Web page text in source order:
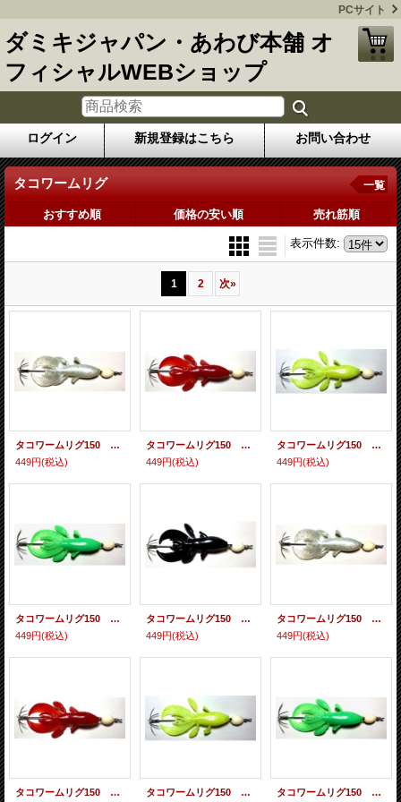
PCサイト
ダミキジャパン・あわび本舗 オ
フィシャルWEBショップ
ログイン 新規登録はこちら お問い合わせ
タコワームリグ 一覧
おすすめ順 価格の安い順 売れ筋順
表示件数:
1 2 次»
タコワームリグ150 半傘 ＃Ｔ0１パールグロー
449円(税込)
タコワームリグ150 半傘 ＃Ｔ02エビレッド
449円(税込)
タコワームリグ150 半傘 ＃Ｔ03シュリンプイエロー
449円(税込)
タコワームリグ150 半傘 ＃Ｔ04カニグリーン
449円(税込)
タコワームリグ150 半傘 ＃Ｔ05タコブラック
449円(税込)
タコワームリグ150 全傘 ＃Ｔ01パールグロー
449円(税込)
タコワームリグ150 全傘 ＃Ｔ02エビレッド タコワームリグ150 全傘 ＃Ｔ0３シュリンプイエロー タコワームリグ150 全傘 ＃Ｔ04カニグリーン